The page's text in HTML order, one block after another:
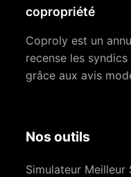
copropriété
Coproly est un
recense les
grâce aux avis
Nos outils
Simulateur Meilleur